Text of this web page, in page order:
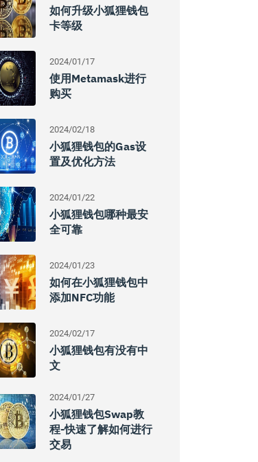
如何升级小狐狸钱包
卡等级
2024/01/17
使用Metamask进行
购买
2024/02/18
小狐狸钱包的gas设
置及优化方法
2024/01/22
小狐狸钱包哪种最安
全可靠
2024/01/23
如何在小狐狸钱包中
添加NFC功能
2024/02/17
小狐狸钱包有没有中
文
2024/01/27
小狐狸钱包swap教
程-快速了解如何进行
交易